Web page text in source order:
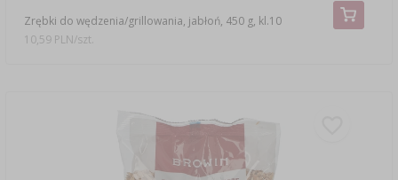
Zrębki do wędzenia/grillowania, jabłoń, 450 g, kl.10
10,59 PLN/szt.